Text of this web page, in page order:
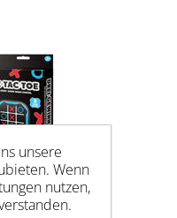
unsere
Wenn
nutzen,